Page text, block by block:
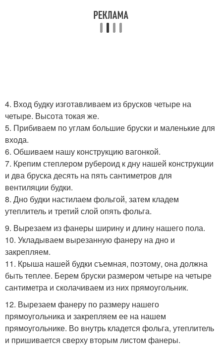
4. Вход будку изготавливаем из брусков четыре на
четыре. Высота токая же.
5. Прибиваем по углам большие бруски и маленькие для
входа.
6. Обшиваем нашу конструкцию вагонкой.
7. Крепим степлером рубероид к дну нашей конструкции
и два бруска десять на пять сантиметров для
вентиляции будки.
8. Дно будки настилаем фольгой, затем кладем
утеплитель и третий слой опять фольга.
9. Вырезаем из фанеры ширину и длину нашего пола.
10. Укладываем вырезанную фанеру на дно и
закрепляем.
11. Крыша нашей будки съемная, поэтому, она должна
быть теплее. Берем бруски размером четыре на четыре
сантиметра и сколачиваем из них прямоугольник.
12. Вырезаем фанеру по размеру нашего
прямоугольника и закрепляем ее на нашем
прямоугольнике. Во внутрь кладется фольга, утеплитель
и пришивается сверху вторым листом фанеры.